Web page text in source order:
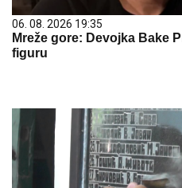
06. 08. 2026 19:35
Mreže gore: Devojka Bake
figuru